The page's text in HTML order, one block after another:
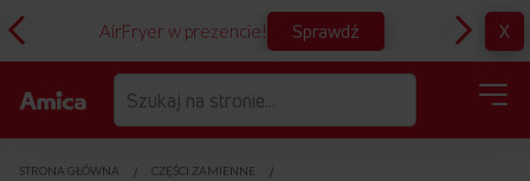
AirFryer w prezencie! Sprawdź X
STRONA GŁÓWNA
CZĘŚCI ZAMIENNE